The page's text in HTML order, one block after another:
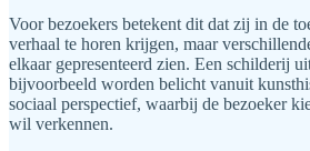
Voor bezoekers betekent dit dat zij in de
verhaal te horen krijgen, maar
elkaar gepresenteerd zien. Een schilderij
bijvoorbeeld worden belicht vanuit
sociaal perspectief, waarbij de bezoeker
wil verkennen.